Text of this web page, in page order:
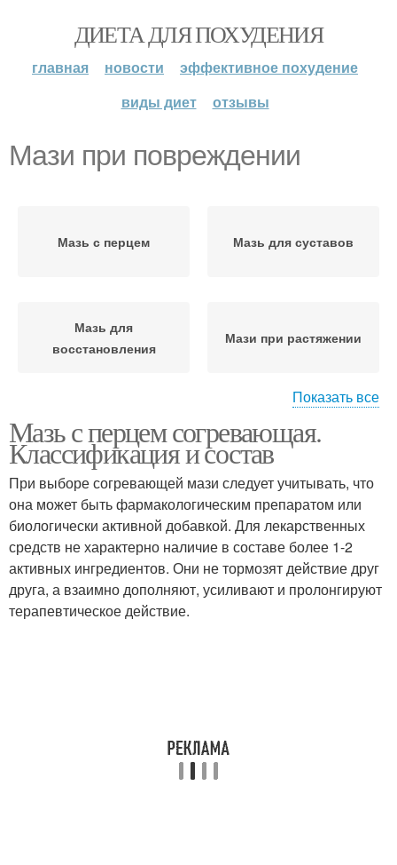
ДИЕТА ДЛЯ ПОХУДЕНИЯ
главная новости
эффективное похудение
виды диет
отзывы
Мази при повреждении
Мазь с перцем Мазь для суставов
Мазь для
восстановления
Мази при растяжении
Лечебные мази Мази по типу
Мазь при разрыве Мазь при растяжении
Показать все
Мазь с перцем согревающая.
Классификация и состав
При выборе согревающей мази следует учитывать, что
она может быть фармакологическим препаратом или
биологически активной добавкой. Для лекарственных
средств не характерно наличие в составе более 1-2
активных ингредиентов. Они не тормозят действие друг
друга, а взаимно дополняют, усиливают и пролонгируют
терапевтическое действие.